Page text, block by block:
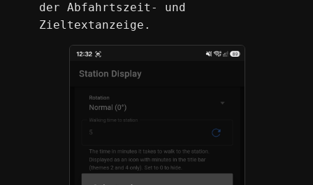
der Abfahrtszeit- und
Zieltextanzeige.